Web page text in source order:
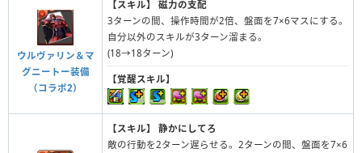
ウルヴァリン＆マ
グニートー装備
（コラボ2）
【スキル】
磁力の支配
3ターンの間、操作時間が2倍、盤面を7×6マスにする。
自分以外のスキルが3ターン溜まる。
(18→18ターン)
【覚醒スキル】
【スキル】
静かにしてろ
敵の行動を2ターン遅らせる。2ターンの間、盤面を7×6